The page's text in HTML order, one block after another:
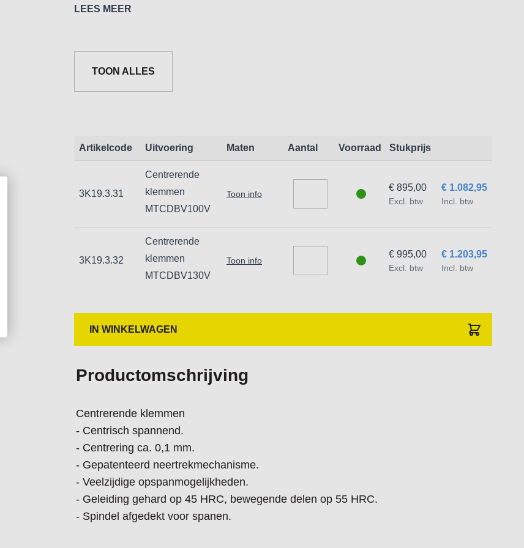
- Veelzijdige opspanmogelijkheden.
LEES MEER
TOON ALLES
Artikelcode Uitvoering Maten Aantal Voorraad Stukprijs
3K19.3.31
Centrerende
klemmen
MTCDBV100V
Toon info
€ 1.082,95
Incl. btw
€ 895,00
Excl. btw
3K19.3.32
Centrerende
klemmen
MTCDBV130V
Toon info
€ 1.203,95
Incl. btw
€ 995,00
Excl. btw
IN WINKELWAGEN
Productomschrijving
Centrerende klemmen
- Centrisch spannend.
- Centrering ca. 0,1 mm.
- Gepatenteerd neertrekmechanisme.
- Veelzijdige opspanmogelijkheden.
- Geleiding gehard op 45 HRC, bewegende delen op 55 HRC.
- Spindel afgedekt voor spanen.